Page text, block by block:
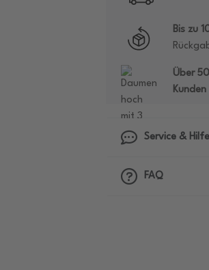
Bis zu
Über
Kunden
Service & Hilfe
FAQ